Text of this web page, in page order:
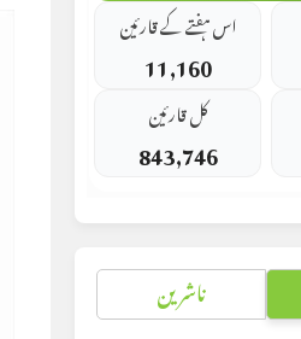
اس ہفتے کے قارئین
11,160
کل قارئین
843,746
ناشرین